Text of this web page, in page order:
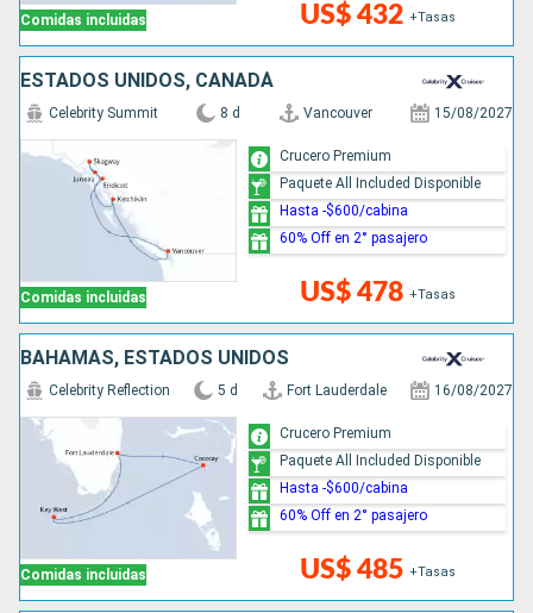
Comidas incluidas US$ 432 +Tasas
ESTADOS UNIDOS, CANADÁ
Comidas incluidas
Celebrity Summit 8 d Vancouver 15/08/2027
US$ 478 +Tasas
Crucero Premium
Paquete All Included Disponible
Hasta -$600/cabina
60% Off en 2° pasajero
BAHAMAS, ESTADOS UNIDOS
Comidas incluidas
Celebrity Reflection 5 d Fort Lauderdale 16/08/2027
US$ 485 +Tasas
Crucero Premium
Paquete All Included Disponible
Hasta -$600/cabina
60% Off en 2° pasajero